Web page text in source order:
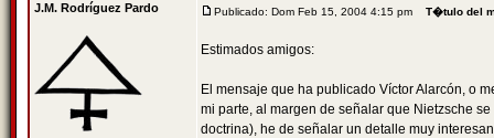
J.M. Rodríguez Pardo Publicado: Dom Feb 15, 2004 4:15 pm T�tulo del
Estimados amigos:
El mensaje que ha publicado Víctor Alarcón, o
mi parte, al margen de señalar que Nietzsche
doctrina), he de señalar un detalle muy